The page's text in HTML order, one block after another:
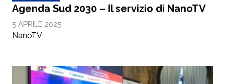
Agenda Sud 2030 – Il servizio di NanoTV
5 APRILE 2025
NanoTV